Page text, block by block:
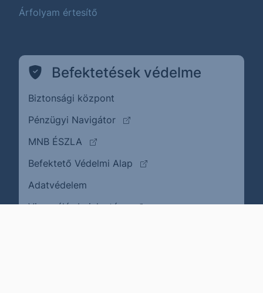
Árfolyam értesítő
Befektetések védelme
Biztonsági központ
Pénzügyi Navigátor
(külső oldalra ugrik)
MNB ÉSZLA
(külső oldalra ugrik)
Befektető Védelmi Alap
(külső oldalra ugrik)
Adatvédelem
Visszaélés bejelentése(külső oldalra ugrik)